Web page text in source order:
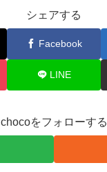
シェアする
Facebook
LINE
chocoをフォローする